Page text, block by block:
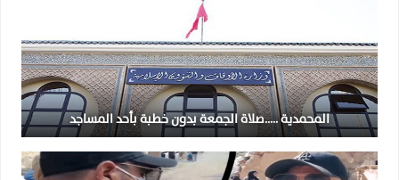
المحمدية …..صلاة الجمعة بدون خطبة بأحد المساجد